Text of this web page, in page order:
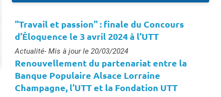
"Travail et passion" : finale du Concours
d’Éloquence le 3 avril 2024 à l’UTT
Type :
Actualité- Mis à jour le 20/03/2024
Renouvellement du partenariat entre la
Banque Populaire Alsace Lorraine
Champagne, l’UTT et la Fondation UTT